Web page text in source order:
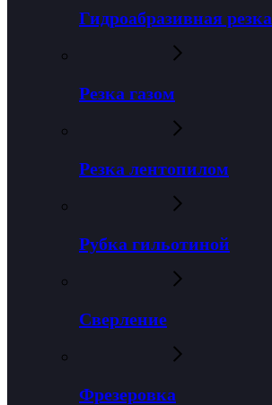
Гидроабразивная резка
Резка газом
Резка лентопилом
Рубка гильотиной
Сверление
Фрезеровка